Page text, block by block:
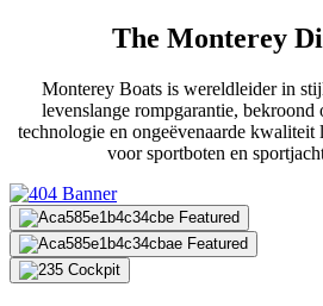
The Monterey
Monterey Boats is wereldleider in
levenslange rompgarantie, bekroond
technologie en ongeëvenaarde
voor sportboten en